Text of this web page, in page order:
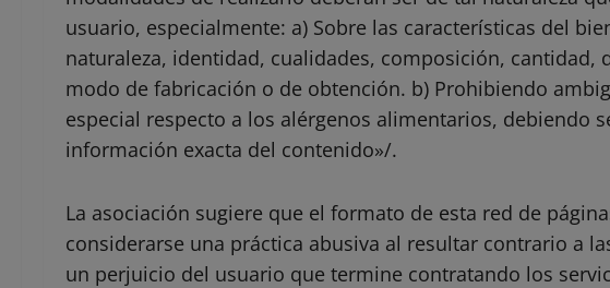
usuario, especialmente: a) Sobre las características del
naturaleza, identidad, cualidades, composición, cantidad,
modo de fabricación o de obtención. b) Prohibiendo
especial respecto a los alérgenos alimentarios, debiendo
información exacta del contenido»/.
La asociación sugiere que el formato de esta red de
considerarse una práctica abusiva al resultar contrario a
un perjuicio del usuario que termine contratando los